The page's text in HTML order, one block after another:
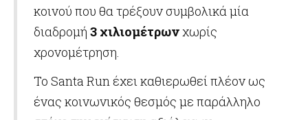
κοινού που θα τρέξουν συμβολικά μία
διαδρομή 3 χιλιομέτρωνχωρίς
χρονομέτρηση.
Το Santa Run έχει καθιερωθεί πλέον ως
ένας κοινωνικός θεσμός με παράλληλο